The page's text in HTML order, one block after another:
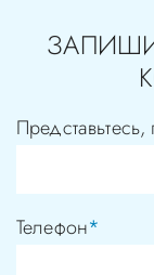
Телефон*